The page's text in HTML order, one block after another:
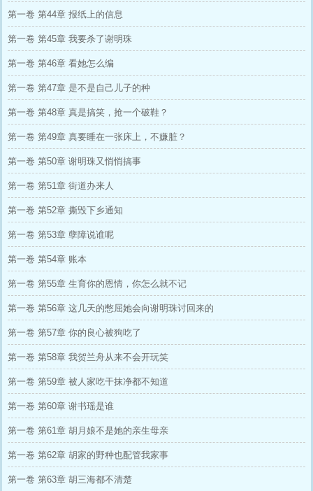
第一卷 第44章 报纸上的信息
第一卷 第45章 我要杀了谢明珠
第一卷 第46章 看她怎么编
第一卷 第47章 是不是自己儿子的种
第一卷 第48章 真是搞笑，抢一个破鞋？
第一卷 第49章 真要睡在一张床上，不嫌脏？
第一卷 第50章 谢明珠又悄悄搞事
第一卷 第51章 街道办来人
第一卷 第52章 撕毁下乡通知
第一卷 第53章 孽障说谁呢
第一卷 第54章 账本
第一卷 第55章 生育你的恩情，你怎么就不记
第一卷 第56章 这几天的憋屈她会向谢明珠讨回来的
第一卷 第57章 你的良心被狗吃了
第一卷 第58章 我贺兰舟从来不会开玩笑
第一卷 第59章 被人家吃干抹净都不知道
第一卷 第60章 谢书瑶是谁
第一卷 第61章 胡月娘不是她的亲生母亲
第一卷 第62章 胡家的野种也配管我家事
第一卷 第63章 胡三海都不清楚